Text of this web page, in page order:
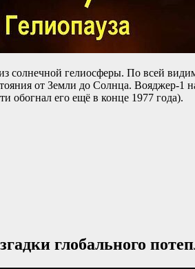
солнечной гелиосферы. По всей
от Земли до Солнца. Вояджер-
обогнал его ещё в конце 1977 года).
глобального